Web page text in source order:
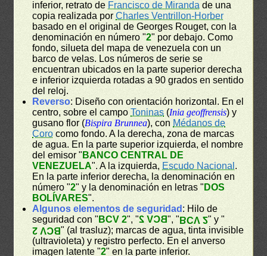
inferior, retrato de Francisco de Miranda de una
copia realizada porCharles Ventrillon-Horber
basado en el original de Georges Rouget, con la
denominación en número "2" por debajo. Como
fondo, silueta del mapa de venezuela con un
barco de velas. Los números de serie se
encuentran ubicados en la parte superior derecha
e inferior izquierda rotadas a 90 grados en sentido
del reloj.
Reverso: Diseño con orientación horizontal. En el
centro, sobre el campoToninas (Inia geoffrensis) y
gusano flor (Bispira Brunnea), con Médanos de
Coro como fondo. A la derecha, zona de marcas
de agua. En la parte superior izquierda, el nombre
del emisor " BANCO CENTRAL DE
VENEZUELA". A la izquierda, Escudo Nacional .
En la parte inferior derecha, la denominación en
número "2" y la denominación en letras " DOS
BOLÍVARES".
Algunos elementos de seguridad : Hilo de
seguridad con " BCV 2", "BCV 2", "BCV 2" y "
BCV 2" (al trasluz); marcas de agua, tinta invisible
(ultravioleta) y registro perfecto. En el anverso
imagen latente "2" en la parte inferior.